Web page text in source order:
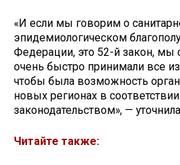
«И если мы говорим о
эпидемиологическом
Федерации, это 52-й закон, мы
очень быстро принимали все
чтобы была возможность
новых регионах в
законодательством», —
Читайте также: